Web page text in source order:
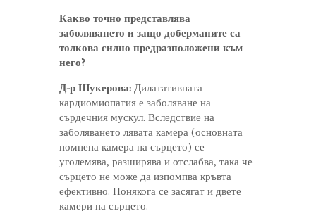
Какво точно представлява
заболяването и защо доберманите са
толкова силно предразположени към
него?
Д-р Шукерова: Дилатативната
кардиомиопатия е заболяване на
сърдечния мускул. Вследствие на
заболяването лявата камера (основната
помпена камера на сърцето) се
уголемява, разширява и отслабва, така че
сърцето не може да изпомпва кръвта
ефективно. Понякога се засягат и двете
камери на сърцето.